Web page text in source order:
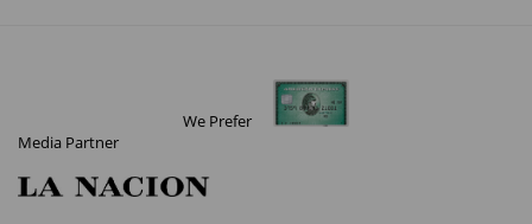
We Prefer
Media Partner